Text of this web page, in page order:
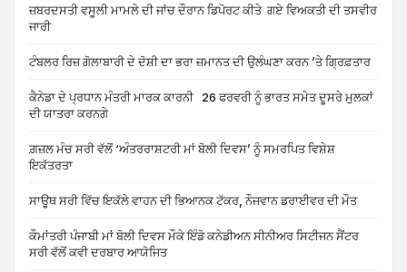
ਜ਼ਬਰਦਸਤੀ ਵਸੂਲੀ ਮਾਮਲੇ ਦੀ ਜਾਂਚ ਦੌਰਾਨ ਡਿਪੋਰਟ ਕੀਤੇ ਗਏ ਵਿਅਕਤੀ ਦੀ ਤਸਵੀਰ
ਜਾਰੀ
ਟੰਬਲਰ ਰਿਜ਼ ਗੋਲਾਬਾਰੀ ਦੇ ਦੋਸ਼ੀ ਦਾ ਭਰਾ ਜ਼ਮਾਨਤ ਦੀ ਉਲੰਘਣਾ ਕਰਨ ’ਤੇ ਗ੍ਰਿਫ਼ਤਾਰ
ਕੈਨੇਡਾ ਦੇ ਪ੍ਰਧਾਨ ਮੰਤਰੀ ਮਾਰਕ ਕਾਰਨੀ 26 ਫਰਵਰੀ ਨੂੰ ਭਾਰਤ ਸਮੇਤ ਦੂਸਰੇ ਮੁਲਕਾਂ
ਦੀ ਯਾਤਰਾ ਕਰਨਗੇ
ਗ਼ਜ਼ਲ ਮੰਚ ਸਰੀ ਵੱਲੋਂ ‘ਅੰਤਰਰਾਸ਼ਟਰੀ ਮਾਂ ਬੋਲੀ ਦਿਵਸ’ ਨੂੰ ਸਮਰਪਿਤ ਵਿਸ਼ੇਸ਼
ਇਕੱਤਰਤਾ
ਸਾਊਥ ਸਰੀ ਵਿੱਚ ਇਕੱਲੇ ਵਾਹਨ ਦੀ ਭਿਆਨਕ ਟੱਕਰ, ਨੌਜਵਾਨ ਡਰਾਈਵਰ ਦੀ ਮੌਤ
ਕੌਮਾਂਤਰੀ ਪੰਜਾਬੀ ਮਾਂ ਬੋਲੀ ਦਿਵਸ ਮੌਕੇ ਇੰਡੋ ਕਨੇਡੀਅਨ ਸੀਨੀਅਰ ਸਿਟੀਜਨ ਸੈਂਟਰ
ਸਰੀ ਵੱਲੋਂ ਕਵੀ ਦਰਬਾਰ ਆਯੋਜਿਤ